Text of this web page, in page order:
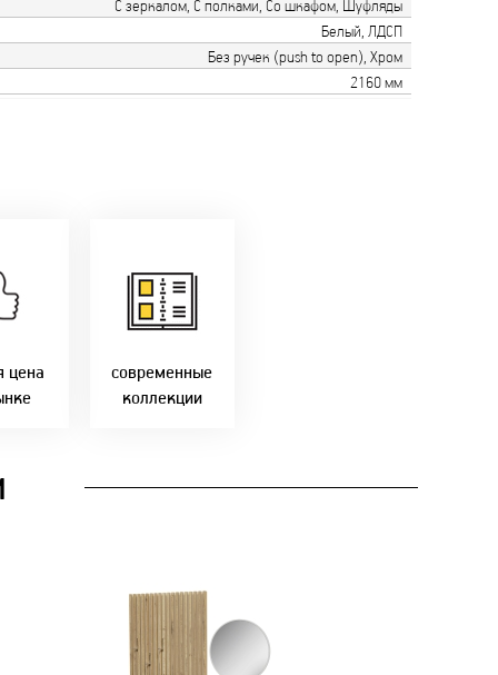
С зеркалом, С полками, Со шкафом, Шуфляды
Белый, ЛДСП
Без ручек (push to open), Хром
2160 мм
цена
современные
коллекции
самыми
современным
стилями и